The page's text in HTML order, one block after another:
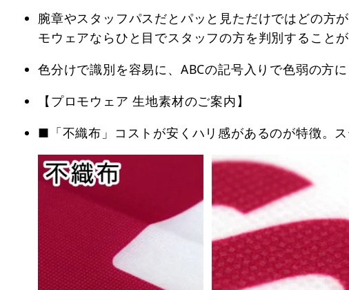
腕章やスタッフパスだとパッと見ただけではどの方
モウェアならひと目でスタッフの方を判別することが
色分けで識別を容易に、ABCの記号入りで色弱の方
【プロモウェア 生地素材のご案内】
■「不織布」コストが安くハリ感があるのが特徴。